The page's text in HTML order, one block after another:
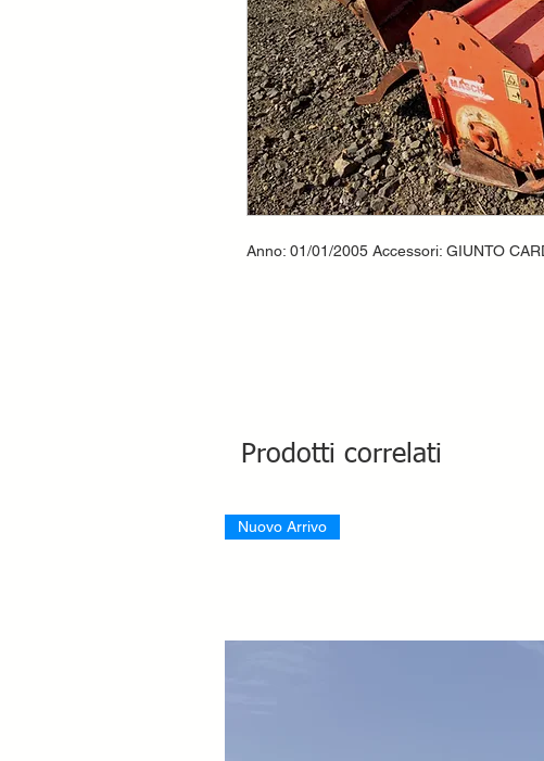
Anno: 01/01/2005 Accessori: GIUNTO
Prodotti correlati
Nuovo Arrivo